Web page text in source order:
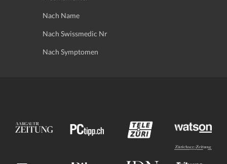
Nach Name
Nach Swissmedic Nr
Nach Symptomen